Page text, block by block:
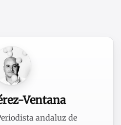
Ventana
andaluz de